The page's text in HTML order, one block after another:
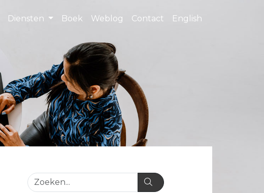
Diensten Boek Weblog Contact English